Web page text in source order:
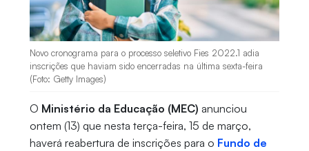
Novo cronograma para o processo seletivo Fies 2022.1 adia
inscrições que haviam sido encerradas na última sexta-feira
(Foto: Getty Images)
O Ministério da Educação (MEC) anunciou
ontem (13) que nesta terça-feira, 15 de março,
haverá reabertura de inscrições para o Fundo de